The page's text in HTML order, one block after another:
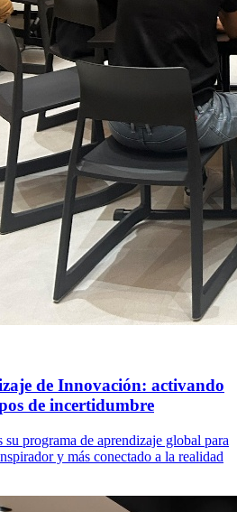
de Innovación: activando
de incertidumbre
su programa de aprendizaje global para
y más conectado a la realidad